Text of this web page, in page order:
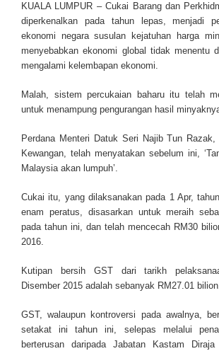
KUALA LUMPUR – Cukai Barang dan
diperkenalkan pada tahun lepas, menjadi
ekonomi negara susulan kejatuhan harga
menyebabkan ekonomi global tidak menentu
mengalami kelembapan ekonomi.
Malah, sistem percukaian baharu itu telah
untuk menampung pengurangan hasil
Perdana Menteri Datuk Seri Najib Tun
Kewangan, telah menyatakan sebelum ini,
Malaysia akan lumpuh’.
Cukai itu, yang dilaksanakan pada 1 Apr,
enam peratus, disasarkan untuk meraih
pada tahun ini, dan telah mencecah RM30
2016.
Kutipan bersih GST dari tarikh
Disember 2015 adalah sebanyak RM27.01
GST, walaupun kontroversi pada awalnya,
setakat ini tahun ini, selepas melalui
berterusan daripada Jabatan Kastam